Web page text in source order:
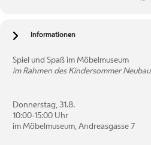
Informationen
Spiel und Spaß im Möbelmuseum
im Rahmen des Kindersommer Neubau
Donnerstag, 31.8.
10:00-15:00 Uhr
im Möbelmuseum, Andreasgasse 7